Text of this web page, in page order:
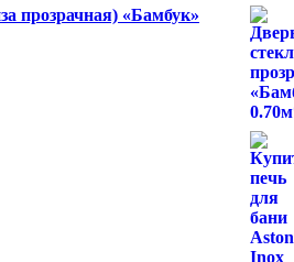
прозрачная) «Бамбук»